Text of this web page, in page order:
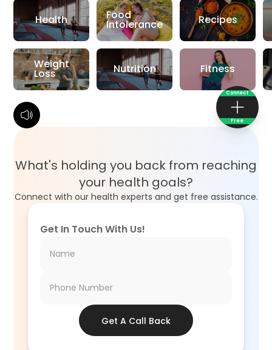
Connect
Free
Health
Weight
Loss
Food
Intolerance
Nutrition
Recipes
Fitness
What's holding you back from reaching
your health goals?
Connect with our health experts and get free assistance.
Get In Touch With Us!
Get A Call Back